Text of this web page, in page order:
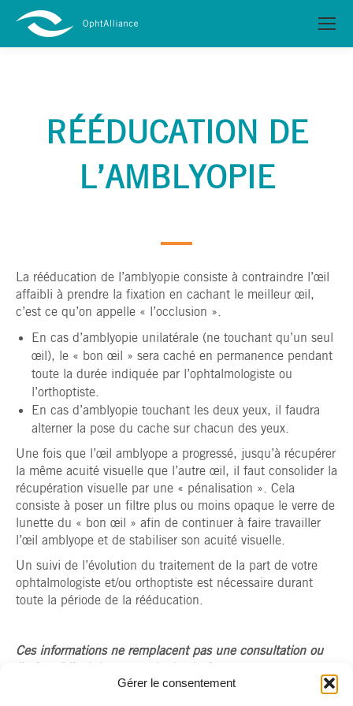
Gérer le consentement
RÉÉDUCATION DE
L’AMBLYOPIE
La rééducation de l’amblyopie consiste à contraindre l’œil
affaibli à prendre la fixation en cachant le meilleur œil,
c’est ce qu’on appelle « l’occlusion ».
En cas d’amblyopie unilatérale (ne touchant qu’un seul
œil), le « bon œil » sera caché en permanence pendant
toute la durée indiquée par l’ophtalmologiste ou
l’orthoptiste.
En cas d’amblyopie touchant les deux yeux, il faudra
alterner la pose du cache sur chacun des yeux.
Une fois que l’œil amblyope a progressé, jusqu’à récupérer
la même acuité visuelle que l’autre œil, il faut consolider la
récupération visuelle par une « pénalisation ». Cela
consiste à poser un filtre plus ou moins opaque le verre de
lunette du « bon œil » afin de continuer à faire travailler
l’œil amblyope et de stabiliser son acuité visuelle.
Un suivi de l’évolution du traitement de la part de votre
ophtalmologiste et/ou orthoptiste est nécessaire durant
toute la période de la rééducation.
Ces informations ne remplacent pas une consultation ou